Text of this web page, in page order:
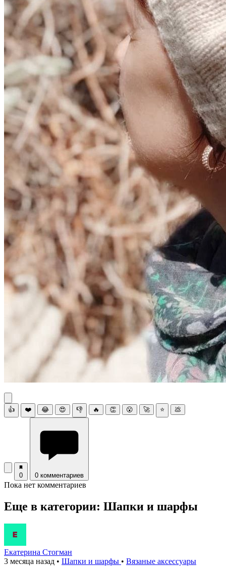
👍 ❤️ 😂 😍 👎 🔥 👏 😮 🚀 ⭐ 💩
0 0 комментариев
Пока нет комментариев
Еще в категории: Шапки и шарфы
Екатерина Стогман
3 месяца назад • Шапки и шарфы • Вязаные аксесcуары